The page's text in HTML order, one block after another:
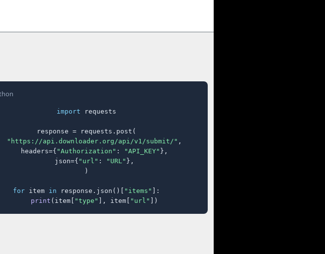
import requests
response = requests.post(
"https://api.downloader.org/api/v1/submit/" ,
    headers={
"Authorization" : "API_KEY" },
    json={
"url" : "URL" },
)
for item in response.json()[ "items" ]:
print (item[ "type" ], item[ "url" ])